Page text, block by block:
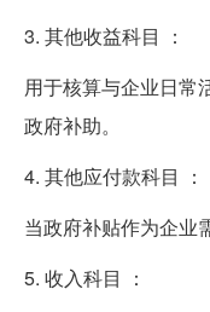
3. 其他收益科目 ：
用于核算与企业日常
政府补助。
4. 其他应付款科目 ：
当政府补贴作为企业
5. 收入科目 ：